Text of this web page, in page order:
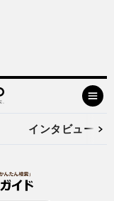
インタビュー